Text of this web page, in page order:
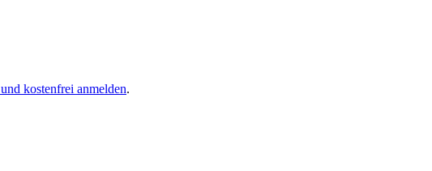
und kostenfrei anmelden.